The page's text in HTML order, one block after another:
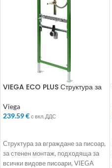
VIEGA ECO PLUS Структура за
Viega
239.59€ с вкл. ДДС
Структура за вграждане за писоар,
за стенен монтаж, подходяща за
всички видове писоари, VIEGA